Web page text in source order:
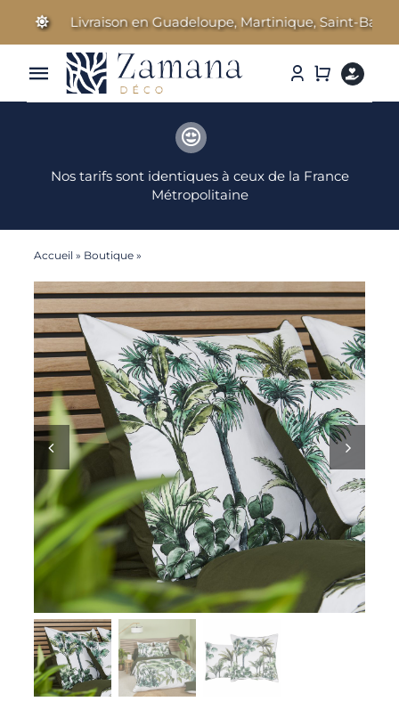
Livraison en Guadeloupe, Martinique, Saint-
Toggle
Parfums d’ambiance
Cosmétiques Bien-être
Idées Cadeaux
Nos marques
Nos tarifs sont identiques à ceux de la France
Métropolitaine
Accueil » Boutique»